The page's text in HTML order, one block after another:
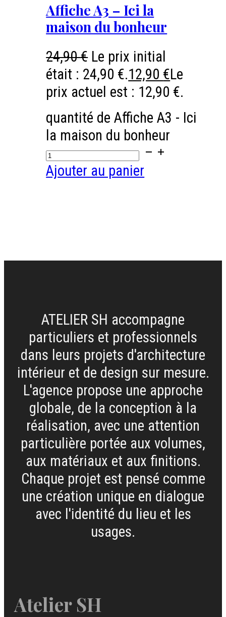
Affiche A3 – Ici la
maison du bonheur
24,90€ Le prix initial
était : 24,90 €.12,90 €Le
prix actuel est : 12,90 €.
quantité de Affiche A3 - Ici
la maison du bonheur
Ajouter au panier
ATELIER SH accompagne
particuliers et professionnels
dans leurs projets d'architecture
intérieur et de design sur mesure.
L'agence propose une approche
globale, de la conception à la
réalisation, avec une attention
particulière portée aux volumes,
aux matériaux et aux finitions.
Chaque projet est pensé comme
une création unique en dialogue
avec l'identité du lieu et les
usages.
Atelier SH